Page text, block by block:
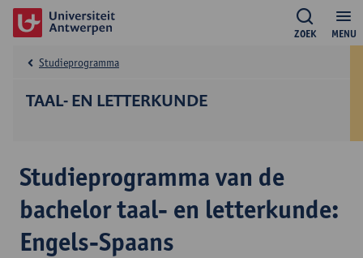
MENU
ZOEK
TAAL- EN LETTERKUNDE
Studieprogramma
Studieprogramma van de
bachelor taal- en letterkunde:
Engels-Spaans